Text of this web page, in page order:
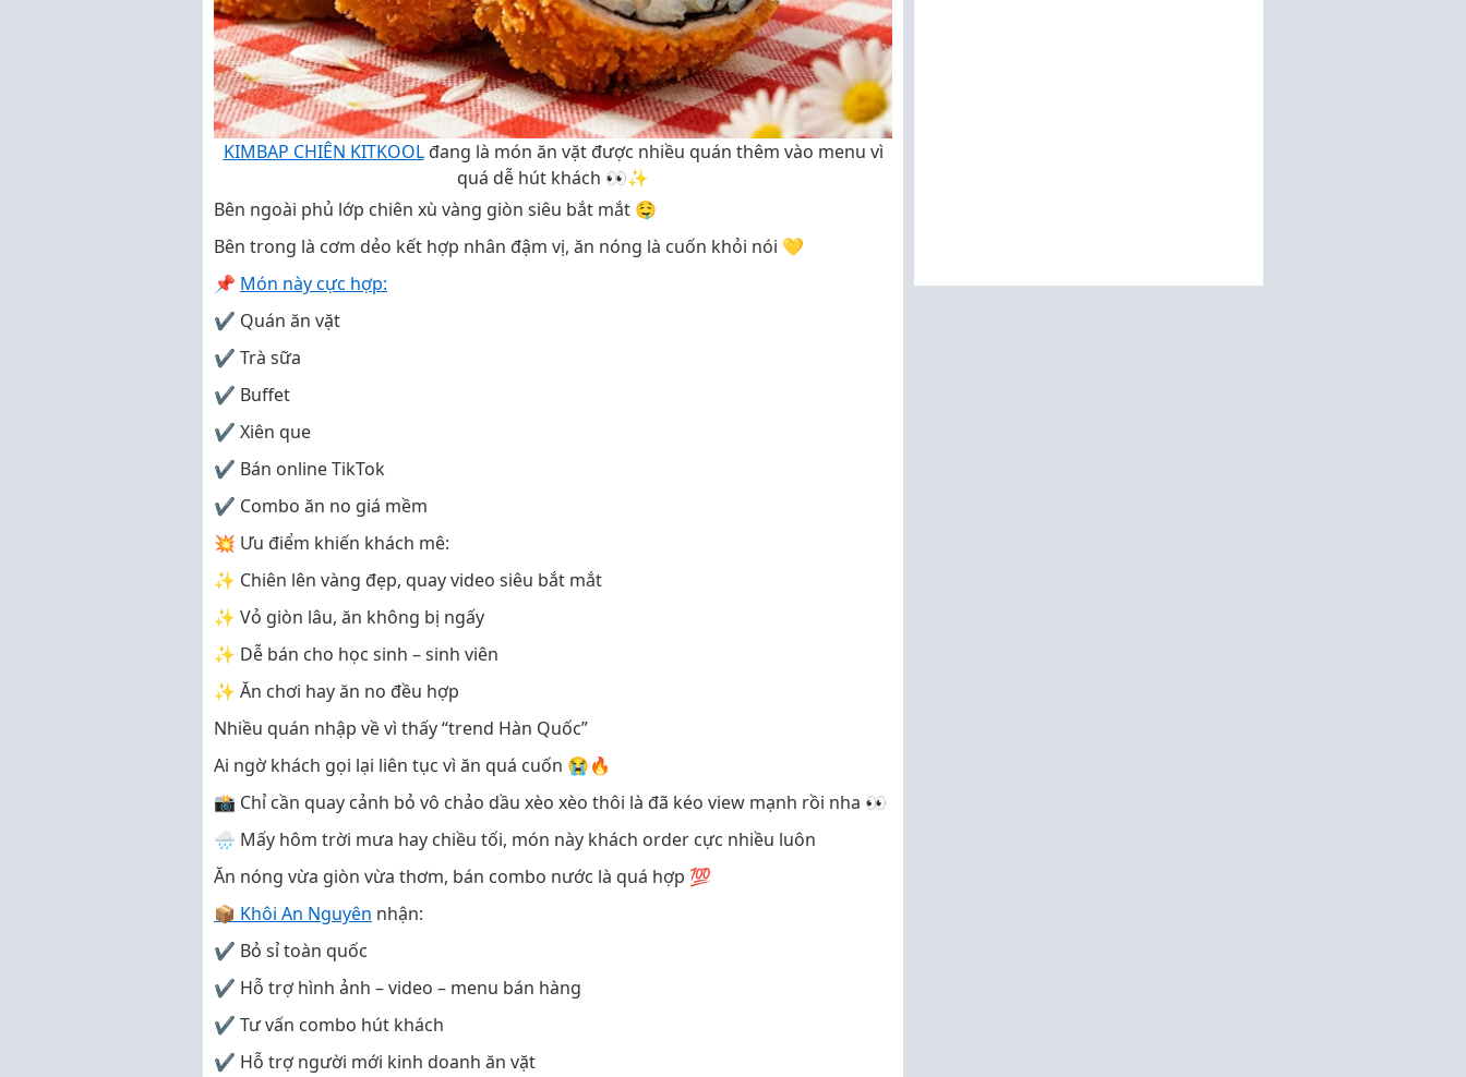
KIMBAP CHIÊN KITKOOLđang là món ăn vặt được nhiều quán thêm vào menu vì
quá dễ hút khách 👀✨
Bên ngoài phủ lớp chiên xù vàng giòn siêu bắt mắt 🤤
Bên trong là cơm dẻo kết hợp nhân đậm vị, ăn nóng là cuốn khỏi nói 💛
📌 Món này cực hợp:
✔ Quán ăn vặt
✔ Trà sữa
✔ Buffet
✔ Xiên que
✔ Bán online TikTok
✔ Combo ăn no giá mềm
💥 Ưu điểm khiến khách mê:
✨ Chiên lên vàng đẹp, quay video siêu bắt mắt
✨ Vỏ giòn lâu, ăn không bị ngấy
✨ Dễ bán cho học sinh – sinh viên
✨ Ăn chơi hay ăn no đều hợp
Nhiều quán nhập về vì thấy “trend Hàn Quốc”
Ai ngờ khách gọi lại liên tục vì ăn quá cuốn 😭🔥
📸 Chỉ cần quay cảnh bỏ vô chảo dầu xèo xèo thôi là đã kéo view mạnh rồi nha 👀
🌧️ Mấy hôm trời mưa hay chiều tối, món này khách order cực nhiều luôn
Ăn nóng vừa giòn vừa thơm, bán combo nước là quá hợp 💯
📦 Khôi An Nguyên nhận:
✔ Bỏ sỉ toàn quốc
✔ Hỗ trợ hình ảnh – video – menu bán hàng
✔ Tư vấn combo hút khách
✔ Hỗ trợ người mới kinh doanh ăn vặt